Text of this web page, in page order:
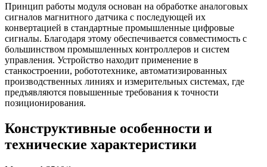
Принцип работы модуля основан на обработке аналоговых
сигналов магнитного датчика с последующей их
конвертацией в стандартные промышленные цифровые
сигналы. Благодаря этому обеспечивается совместимость с
большинством промышленных контроллеров и систем
управления. Устройство находит применение в
станкостроении, робототехнике, автоматизированных
производственных линиях и измерительных системах, где
предъявляются повышенные требования к точности
позиционирования.
Конструктивные особенности и
технические характеристики